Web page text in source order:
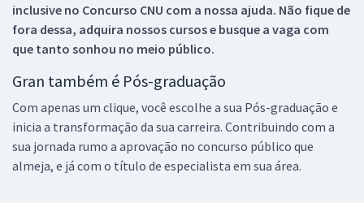
inclusive no Concurso CNU com a nossa ajuda. Não fique de
fora dessa, adquira nossos cursos e busque a vaga com
que tanto sonhou no meio público.
Gran também é Pós-graduação
Com apenas um clique, você escolhe a sua Pós-graduação e
inicia a transformação da sua carreira. Contribuindo com a
sua jornada rumo a aprovação no concurso público que
almeja, e já com o título de especialista em sua área.